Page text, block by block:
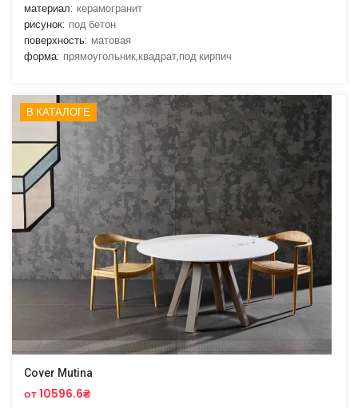
материал: керамогранит
рисунок: под бетон
поверхность: матовая
форма: прямоугольник,квадрат,под кирпич
В КАТАЛОГЕ
Cover Mutina
от 10596.6₴